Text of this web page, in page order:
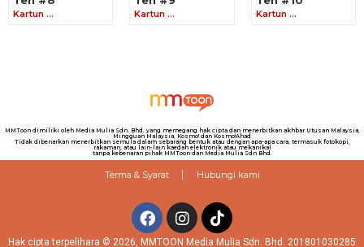
Kartun … Kartun … Kartun …
MMToon dimiliki oleh Media Mulia Sdn. Bhd. yang memegang hak cipta dan menerbitkan akhbar Utusan Malaysia,
Mingguan Malaysia, Kosmo! dan Kosmo!Ahad
Tidak dibenarkan menerbitkan semula dalam sebarang bentuk atau dengan apa-apa cara, termasuk fotokopi,
rakaman, atau lain-lain kaedah elektronik atau mekanikal
tanpa kebenaran pihak MMToon dan Media Mulia Sdn Bhd.
Terma & Syarat Hubungi kami
Hak cipta terpelihara © 2026, MMTOON Media Mulia Sdn. Bhd. 201801030285